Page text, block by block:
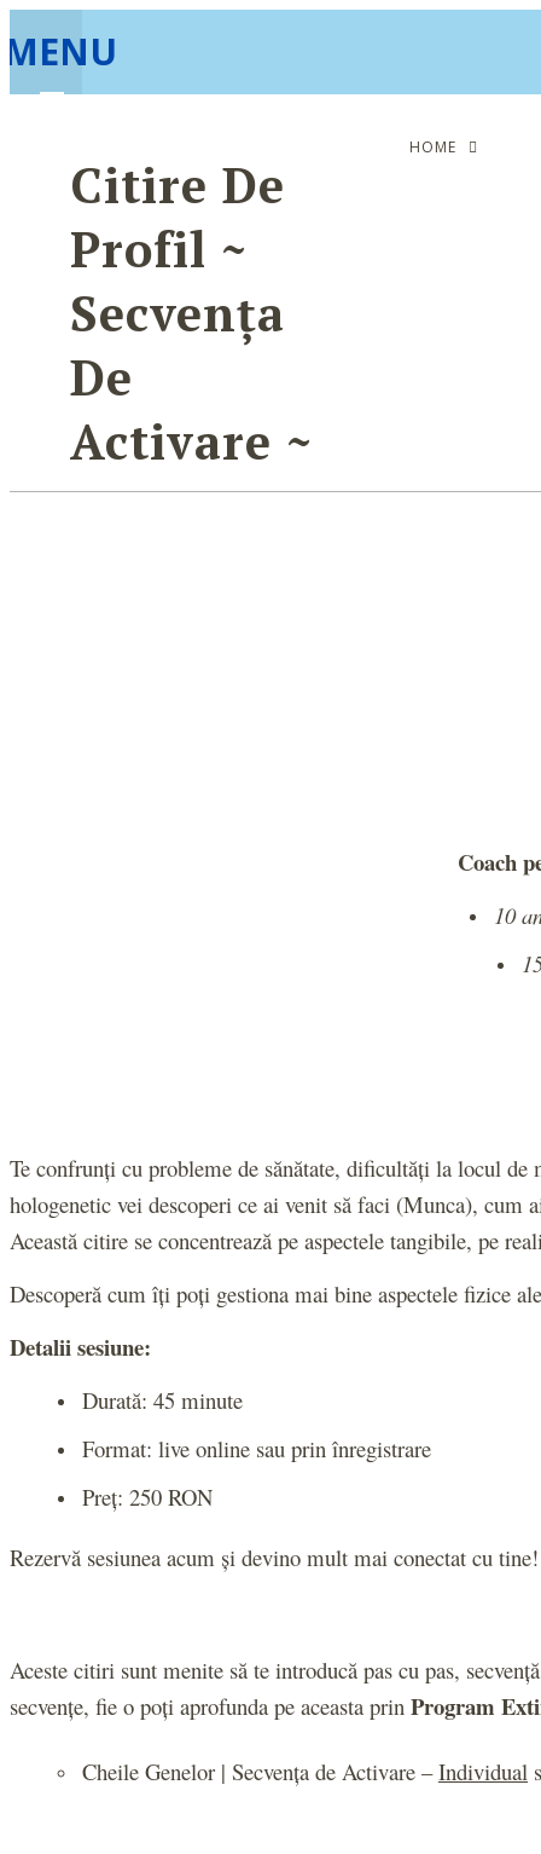
MENU
Citire De
Profil ~
Secvența
De
Activare ~
HOME
Coach
10
Te confrunți cu probleme de sănătate, dificultăți la locul
hologenetic vei descoperi ce ai venit să faci (Munca),
Această citire se concentrează pe aspectele tangibile, pe
Descoperă cum îți poți gestiona mai bine aspectele fizice
Detalii sesiune:
Durată: 45 minute
Format: live online sau prin înregistrare
Preț: 250 RON
Rezervă sesiunea acum și devino mult mai conectat cu tine!
Aceste citiri sunt menite să te introducă pas cu pas,
secvențe, fie o poți aprofunda pe aceasta prin Program
Cheile Genelor | Secvența de Activare –Individual